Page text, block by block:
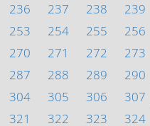
236 237 238 239
253 254 255 256
270 271 272 273
287 288 289 290
304 305 306 307
321 322 323 324